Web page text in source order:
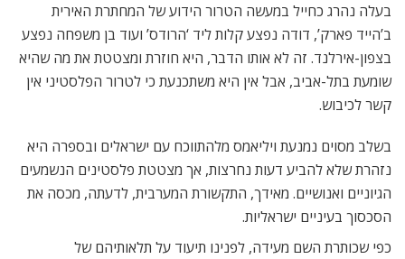
בעלה נהרג כחייל במעשה הטרור הידוע של המחתרת האירית
ב’הייד פארק’, דודה נפצע קלות ליד ‘הרודס’ ועוד בן משפחה נפצע
בצפון-אירלנד. זה לא אותו הדבר, היא חוזרת ומצטטת את מה שהיא
שומעת בתל-אביב, אבל אין היא משתכנעת כי לטרור הפלסטיני אין
קשר לכיבוש.
בשלב מסוים נמנעת ויליאמס מלהתווכח עם ישראלים ובספרה היא
נזהרת שלא להביע דעות נחרצות, אך מצטטת פלסטינים הנשמעים
הגיוניים ואנושיים. מאידך, התקשורת המערבית, לדעתה, מכסה את
הסכסוך בעיניים ישראליות.
כפי שכותרת השם מעידה, לפנינו תיעוד על תלאותיהם של